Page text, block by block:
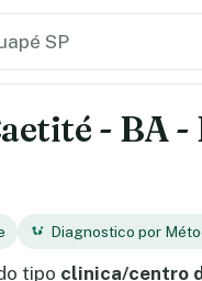
- BA
Diagnostico por
tipo clinica/centro